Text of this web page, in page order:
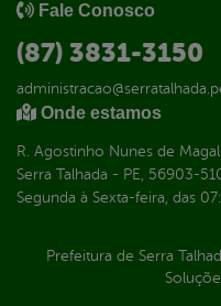
Fale Conosco
(87) 3831-3150
Onde estamos
R. Agostinho Nunes de
Serra Talhada - PE, 56903-
Segunda à Sexta-feira, das
Prefeitura de Serra